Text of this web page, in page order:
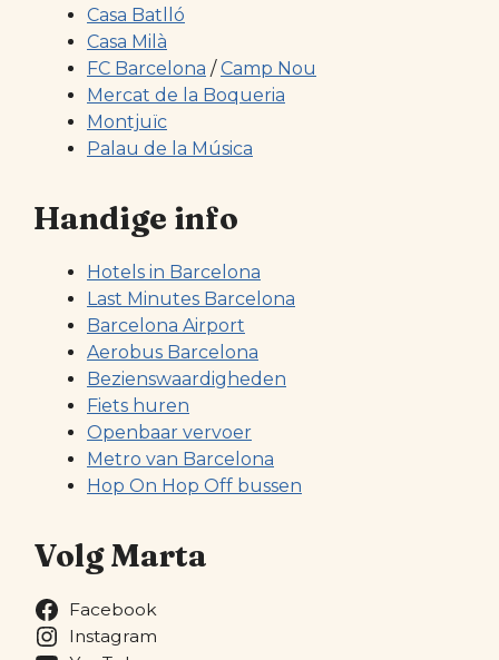
Casa Batlló
Casa Milà
FC Barcelona /Camp Nou
Mercat de la Boqueria
Montjuïc
Palau de la Música
Handige info
Hotels in Barcelona
Last Minutes Barcelona
Barcelona Airport
Aerobus Barcelona
Bezienswaardigheden
Fiets huren
Openbaar vervoer
Metro van Barcelona
Hop On Hop Off bussen
Volg Marta
Facebook
Instagram